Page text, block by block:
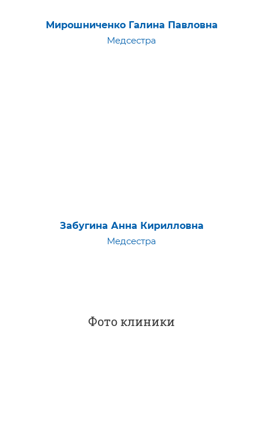
Мирошниченко Галина Павловна
Медсестра
Забугина Анна Кирилловна
Медсестра
Фото клиники